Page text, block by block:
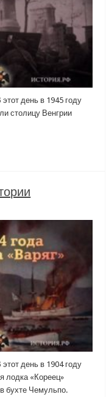
день в 1945 году
столицу Венгрии
день в 1904 году
лодка «Кореец»
бухте Чемульпо.